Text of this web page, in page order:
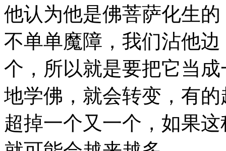
他认为他是佛菩萨化生
不单单魔障，我们沾他
个，所以就是要把它当
地学佛，就会转变，有
超掉一个又一个，如果